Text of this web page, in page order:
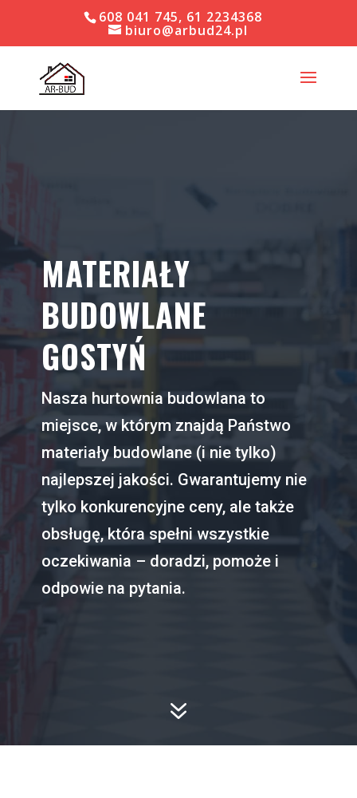
608 041 745, 61 2234368
biuro@arbud24.pl
MATERIAŁY
BUDOWLANE
GOSTYŃ
Nasza hurtownia budowlana to
miejsce, w którym znajdą Państwo
materiały budowlane (i nie tylko)
najlepszej jakości. Gwarantujemy nie
tylko konkurencyjne ceny, ale także
obsługę, która spełni wszystkie
oczekiwania – doradzi, pomoże i
odpowie na pytania.
7